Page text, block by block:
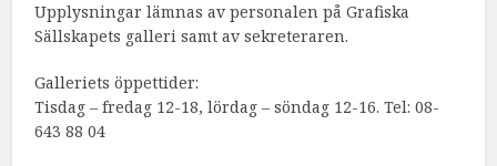
Upplysningar lämnas av personalen på Grafiska
Sällskapets galleri samt av sekreteraren.
Galleriets öppettider:
Tisdag – fredag 12-18, lördag – söndag 12-16. Tel: 08-
643 88 04